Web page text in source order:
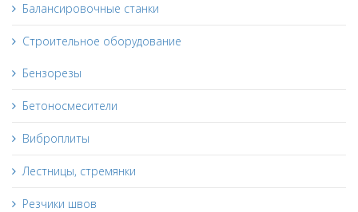
Балансировочные станки
Строительное оборудование
Бензорезы
Бетоносмесители
Виброплиты
Лестницы, стремянки
Резчики швов